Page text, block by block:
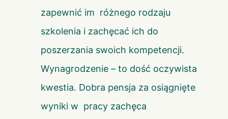
zapewnić im różnego rodzaju
szkolenia i zachęcać ich do
poszerzania swoich kompetencji.
Wynagrodzenie – to dość oczywista
kwestia. Dobra pensja za osiągnięte
wyniki w pracy zachęca